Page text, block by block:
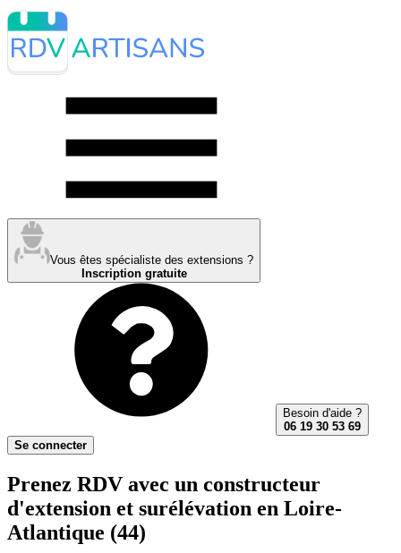
Vous êtes spécialiste des extensions ?
Inscription gratuite
Besoin d'aide ?
06 19 30 53 69
Se connecter
Prenez RDV avec un constructeur
d'extension et surélévation en Loire-
Atlantique (44)